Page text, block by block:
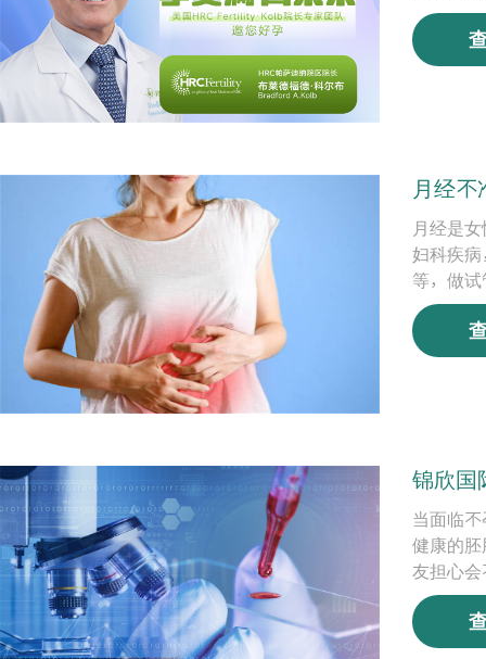
月经
月经是
妇科疾病
等，做
锦欣国
当面临
健康的胚
友担心